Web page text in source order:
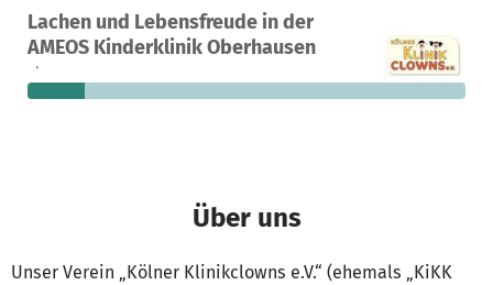
Lachen und Lebensfreude in der
AMEOS Kinderklinik Oberhausen
Ein Projekt in Oberhausen, Deutschland
24 13 % 3.131 €
fehlen noch
Über uns
Unser Verein „Kölner Klinikclowns e.V.“ (ehemals „KiKK